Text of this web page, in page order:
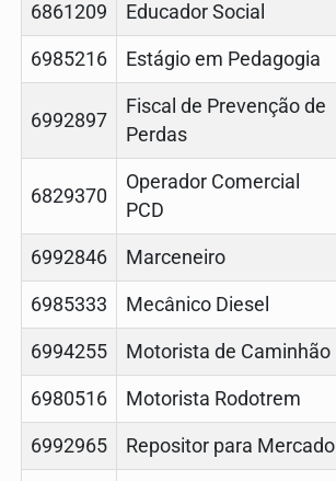
6861209 Educador Social
6985216 Estágio em Pedagogia
6992897
Fiscal de Prevenção de
Perdas
6829370
Operador Comercial
PCD
6992846 Marceneiro
6985333 Mecânico Diesel
6994255 Motorista de Caminhão
6980516 Motorista Rodotrem
6992965 Repositor para Mercado